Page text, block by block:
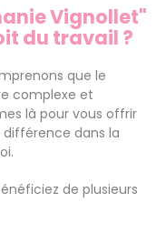
Vignollet"
du travail ?
que le
complexe et
là pour vous offrir
dans la
de plusieurs